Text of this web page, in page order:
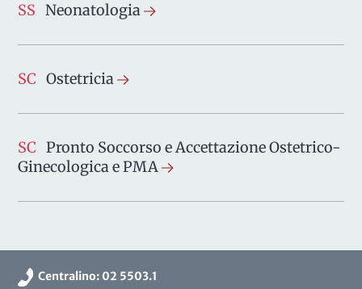
SS Neonatologia
SC Ostetricia
SC Pronto Soccorso e Accettazione Ostetrico-
Ginecologica e PMA
Centralino: 02 5503.1